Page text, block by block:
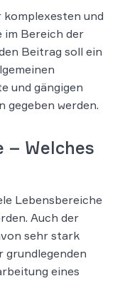
und
im Bereich der
Beitrag soll ein
und gängigen
werden.
Welches
Lebensbereiche
Auch der
sehr stark
grundlegenden
eines